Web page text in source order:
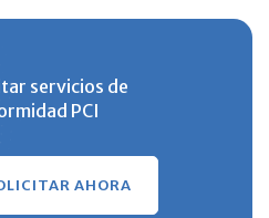
servicios de
PCI
AHORA